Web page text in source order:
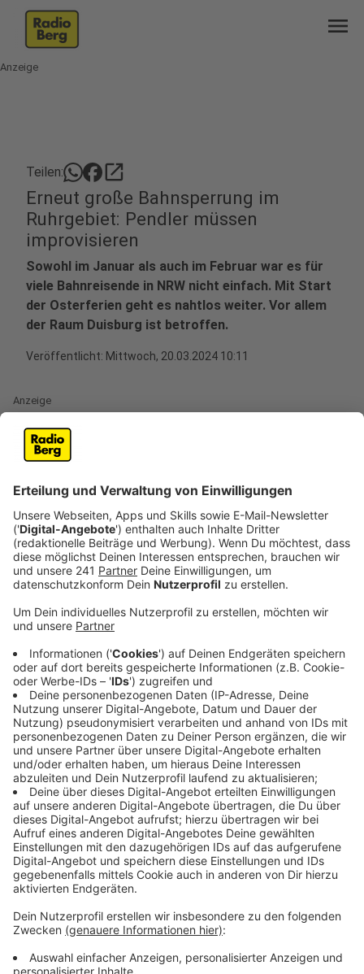
menu
Anzeige
Teilen: open_in_new
Erneut große Bahnsperrung im
Ruhrgebiet: Pendler müssen
improvisieren
Sowohl im Januar als auch im Februar war es für
viele Bahnreisende in NRW nicht einfach. Mit Start
der Osterferien geht es nahtlos weiter. Vor allem
der Raum Duisburg ist betroffen.
Veröffentlicht: Mittwoch, 20.03.2024 10:11
Anzeige
Viele Pendler zwischen Essen und Dortmund
Deutsche Bahn musste mehrere Umbaumaßnahmen
auf der Strecke vornehmen. Arbeiten an Gleisen,
Weichen und der Oberleitung mussten durchgeführt
werden. Die Arbeiten fanden vom 5. Januar (21 Uhr) bis
23. Februar (21 Uhr) statt. Dies hatte sowohl für den
Fern- aber auch vor allem für den Nahverkehr
erhebliche Auswirkungen.
Anzeige
Weitere Sperrungen folgen in 2024
Anzeige
Doch die nächste Baustelle folgt umgehend. Die Bahn
hatte schon weit im Vorfeld angekündigt, als nächstes
die Strecke zwischen Duisburg und Oberhausen
anzugehen. Die Ursache dafür ist das Autobahnkreuz
Kaiserberg. "Im Rahmen des Umbaus des
Autobahnkreuzes Kaiserberg wird ein Brückenbauwerk
darunter verlaufenden Bahngleise von Duisburg in
werden. Dies führt zu größeren Fahrplanänderungen